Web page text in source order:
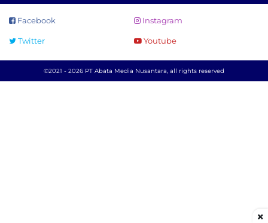
Facebook Instagram
Twitter Youtube
©2021 - 2026 PT Abata Media Nusantara, all rights reserved
×